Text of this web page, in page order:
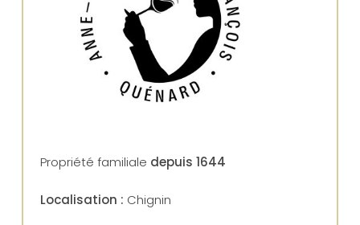
Propriété familiale depuis 1644
Localisation : Chignin